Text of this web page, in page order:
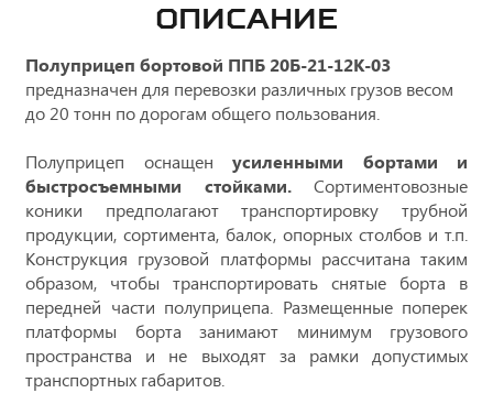
ОПИСАНИЕ
Полуприцеп бортовой ППБ 20Б-21-12К-03
предназначен для перевозки различных грузов весом
до 20 тонн по дорогам общего пользования.
Полуприцеп оснащен усиленными бортами и
быстросъемными стойками. Сортиментовозные
коники предполагают транспортировку трубной
продукции, сортимента, балок, опорных столбов и т.п.
Конструкция грузовой платформы рассчитана таким
образом, чтобы транспортировать снятые борта в
передней части полуприцепа. Размещенные поперек
платформы борта занимают минимум грузового
пространства и не выходят за рамки допустимых
транспортных габаритов.